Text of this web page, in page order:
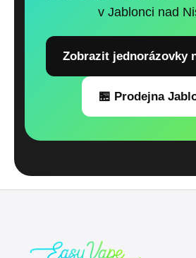
v Jablonci nad
Zobrazit jednorázovky
🏪 Prodejna